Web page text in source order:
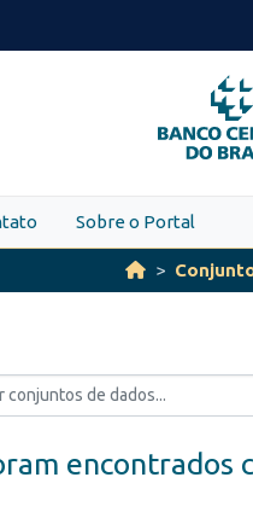
O
Sobre o Portal
encontrados